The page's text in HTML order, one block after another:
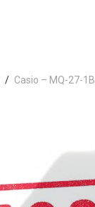
/ Casio – MQ-27-1B